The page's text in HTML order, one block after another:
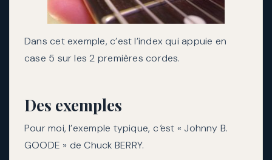
Dans cet exemple, c’est l’index qui appuie en
case 5 sur les 2 premières cordes.
Des exemples
Pour moi, l’exemple typique, c‘est « Johnny B.
GOODE » de Chuck BERRY.